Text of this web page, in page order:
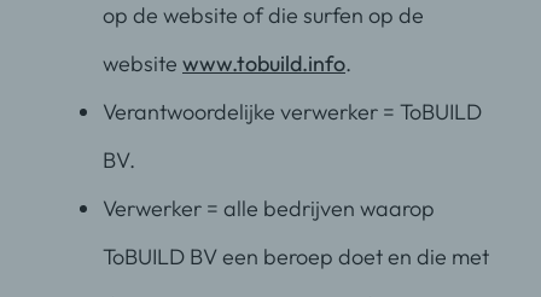
op de website of die surfen op de
website www.tobuild.info.
Verantwoordelijke verwerker = ToBUILD
BV.
Verwerker = alle bedrijven waarop
ToBUILD BV een beroep doet en die met